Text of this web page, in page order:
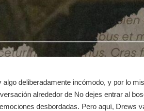
algo deliberadamente incómodo, y por lo
alrededor de No dejes entrar al
desbordadas. Pero aquí, Drews